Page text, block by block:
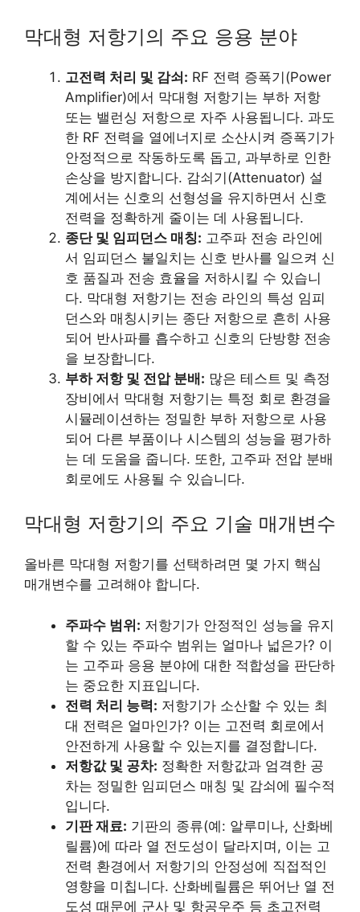
막대형 저항기의 주요 응용 분야
고전력 처리 및 감쇠: RF 전력 증폭기(Power
Amplifier)에서 막대형 저항기는 부하 저항
또는 밸런싱 저항으로 자주 사용됩니다. 과도
한 RF 전력을 열에너지로 소산시켜 증폭기가
안정적으로 작동하도록 돕고, 과부하로 인한
손상을 방지합니다. 감쇠기(Attenuator) 설
계에서는 신호의 선형성을 유지하면서 신호
전력을 정확하게 줄이는 데 사용됩니다.
종단 및 임피던스 매칭: 고주파 전송 라인에
서 임피던스 불일치는 신호 반사를 일으켜 신
호 품질과 전송 효율을 저하시킬 수 있습니
다. 막대형 저항기는 전송 라인의 특성 임피
던스와 매칭시키는 종단 저항으로 흔히 사용
되어 반사파를 흡수하고 신호의 단방향 전송
을 보장합니다.
부하 저항 및 전압 분배: 많은 테스트 및 측정
장비에서 막대형 저항기는 특정 회로 환경을
시뮬레이션하는 정밀한 부하 저항으로 사용
되어 다른 부품이나 시스템의 성능을 평가하
는 데 도움을 줍니다. 또한, 고주파 전압 분배
회로에도 사용될 수 있습니다.
막대형 저항기의 주요 기술 매개변수
올바른 막대형 저항기를 선택하려면 몇 가지 핵심
매개변수를 고려해야 합니다.
주파수 범위: 저항기가 안정적인 성능을 유지
할 수 있는 주파수 범위는 얼마나 넓은가? 이
는 고주파 응용 분야에 대한 적합성을 판단하
는 중요한 지표입니다.
전력 처리 능력: 저항기가 소산할 수 있는 최
대 전력은 얼마인가? 이는 고전력 회로에서
안전하게 사용할 수 있는지를 결정합니다.
저항값 및 공차: 정확한 저항값과 엄격한 공
차는 정밀한 임피던스 매칭 및 감쇠에 필수적
입니다.
기판 재료: 기판의 종류(예: 알루미나, 산화베
릴륨)에 따라 열 전도성이 달라지며, 이는 고
전력 환경에서 저항기의 안정성에 직접적인
영향을 미칩니다. 산화베릴륨은 뛰어난 열 전
도성 때문에 군사 및 항공우주 등 초고전력